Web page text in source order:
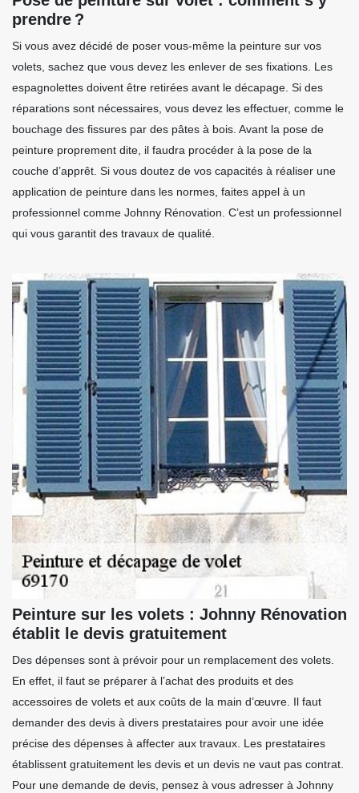
prendre ?
Si vous avez décidé de poser vous-même la peinture sur vos
volets, sachez que vous devez les enlever de ses fixations. Les
espagnolettes doivent être retirées avant le décapage. Si des
réparations sont nécessaires, vous devez les effectuer, comme le
bouchage des fissures par des pâtes à bois. Avant la pose de
peinture proprement dite, il faudra procéder à la pose de la
couche d’apprêt. Si vous doutez de vos capacités à réaliser une
application de peinture dans les normes, faites appel à un
professionnel comme Johnny Rénovation. C’est un professionnel
qui vous garantit des travaux de qualité.
Peinture sur les volets : Johnny Rénovation
établit le devis gratuitement
Des dépenses sont à prévoir pour un remplacement des volets.
En effet, il faut se préparer à l’achat des produits et des
accessoires de volets et aux coûts de la main d’œuvre. Il faut
demander des devis à divers prestataires pour avoir une idée
précise des dépenses à affecter aux travaux. Les prestataires
établissent gratuitement les devis et un devis ne vaut pas contrat.
Pour une demande de devis, pensez à vous adresser à Johnny